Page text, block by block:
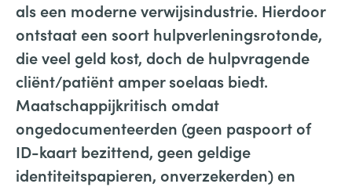
als een moderne verwijsindustrie. Hierdoor
ontstaat een soort hulpverleningsrotonde,
die veel geld kost, doch de hulpvragende
cliënt/patiënt amper soelaas biedt.
Maatschappijkritisch omdat
ongedocumenteerden (geen paspoort of
ID-kaart bezittend, geen geldige
identiteitspapieren, onverzekerden) en